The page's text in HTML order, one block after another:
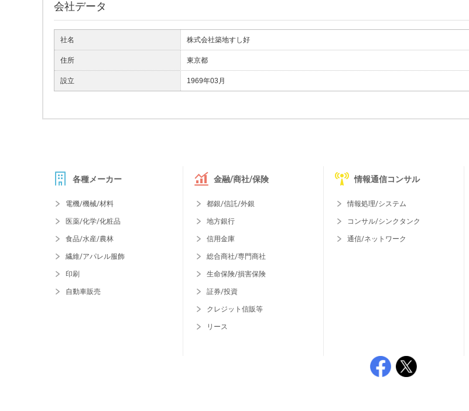
会社データ
社名 株式会社築地すし好
住所 東京都
設立 1969年03月
各種メーカー
電機/機械/材料
医薬/化学/化粧品
食品/水産/農林
繊維/アパレル服飾
印刷
自動車販売
金融/商社/保険
都銀/信託/外銀
地方銀行
信用金庫
総合商社/専門商社
生命保険/損害保険
証券/投資
クレジット信販等
リース
情報通信コンサル
情報処理/システム
コンサル/シンクタンク
通信/ネットワーク